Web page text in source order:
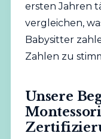
ersten Jahren
vergleichen,
Babysitter
Zahlen zu
Unsere